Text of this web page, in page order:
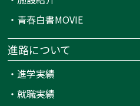
・ 青春白書MOVIE
進路について
・進学実績
・就職実績